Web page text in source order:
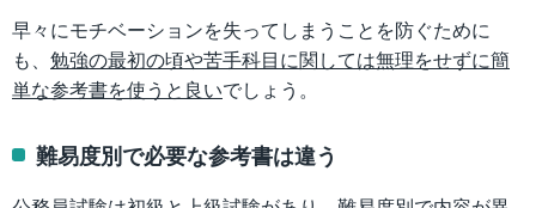
早々にモチベーションを失ってしまうことを防ぐために
も、 勉強の最初の頃や苦手科目に関しては無理をせずに簡
単な参考書を使うと良いでしょう。
難易度別で必要な参考書は違う